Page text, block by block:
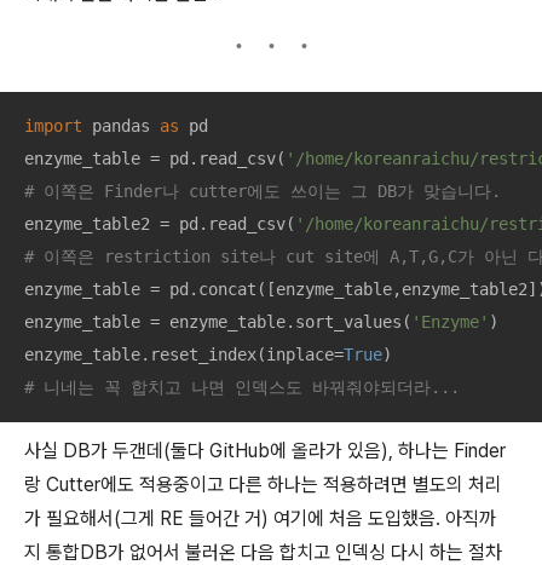
import pandas as pd
enzyme_table = pd.read_csv( '/home/koreanraichu/
# 이쪽은 Finder나 cutter에도 쓰이는 그 DB가 맞습니다.
enzyme_table2 = pd.read_csv( '/home/koreanraichu/
# 이쪽은 restriction site나 cut site에 A,T,G,C가 아닌 다른
enzyme_table =
enzyme_table = enzyme_table.sort_values( 'Enzyme' )
enzyme_table.reset_index(inplace=True
# 니네는 꼭 합치고 나면 인덱스도 바꿔줘야되더라...
사실 DB가 두갠데(둘다 GitHub에 올라가 있음), 하나는 Finder
랑 Cutter에도 적용중이고 다른 하나는 적용하려면 별도의 처리
가 필요해서(그게 RE 들어간 거) 여기에 처음 도입했음. 아직까
지 통합DB가 없어서 불러온 다음 합치고 인덱싱 다시 하는 절차